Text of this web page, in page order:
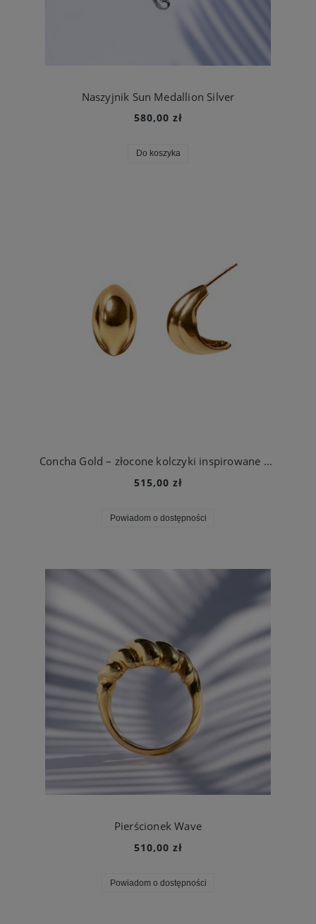
Naszyjnik Sun Medallion Silver
580,00 zł
Do koszyka
Concha Gold – złocone kolczyki inspirowane morską muszlą
515,00 zł
Powiadom o dostępności
Pierścionek Wave
510,00 zł
Powiadom o dostępności